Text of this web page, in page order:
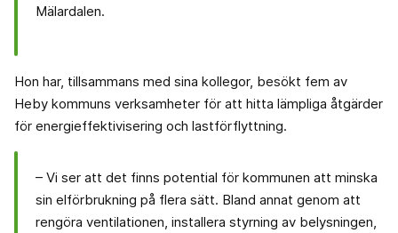
Mälardalen.
Hon har, tillsammans med sina kollegor, besökt fem av
Heby kommuns verksamheter för att hitta lämpliga åtgärder
för energieffektivisering och lastförflyttning.
– Vi ser att det finns potential för kommunen att minska
sin elförbrukning på flera sätt. Bland annat genom att
rengöra ventilationen, installera styrning av belysningen,